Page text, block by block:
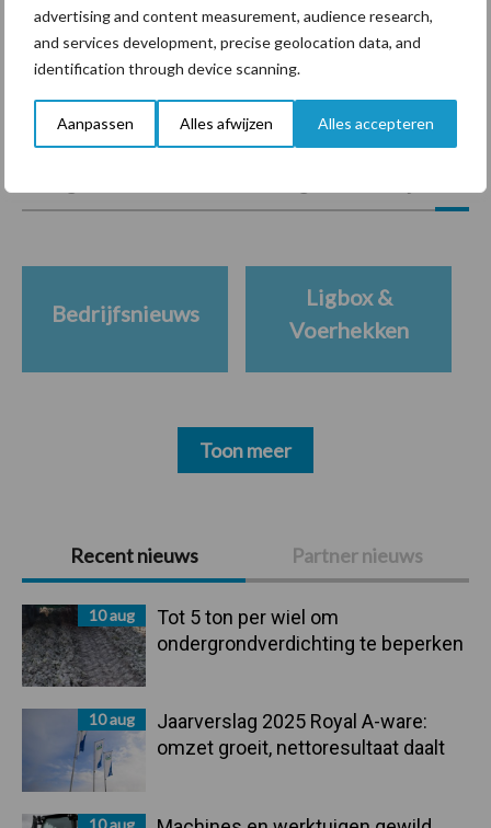
advertising and content measurement, audience research,
and services development, precise geolocation data, and
identification through device scanning.
Aanpassen Alles afwijzen Alles accepteren
Primaire
Sidebar
Recent nieuws Partner nieuws
10 aug
Tot 5 ton per wiel om
ondergrondverdichting te beperken
10 aug
Jaarverslag 2025 Royal A-ware:
omzet groeit, nettoresultaat daalt
10 aug
Themapagina's
Bedrijfsnieuws
Ligbox &
Voerhekken
Toon meer